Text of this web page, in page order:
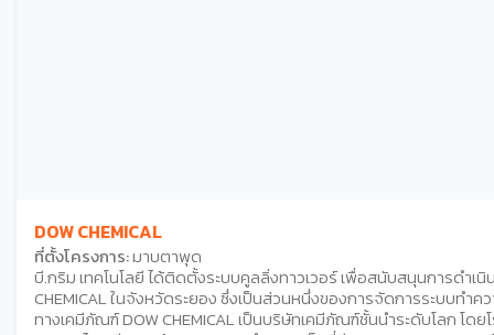
DOW CHEMICAL
ที่ตั้งโครงการ:มาบตาพุด
บี.กริม เทคโนโลยี ได้ติดตั้งระบบคูลลิ่งทาวเวอร์ เพื่อสนับสนุนการดำเนิ
CHEMICAL ในจังหวัดระยอง ซึ่งเป็นส่วนหนึ่งของการจัดการระบบทำค
ทางเคมีภัณฑ์ DOW CHEMICAL เป็นบริษัทเคมีภัณฑ์ชั้นนำระดับโลก โด